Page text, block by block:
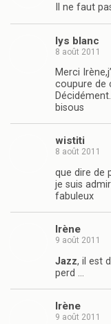
Il ne faut
lys blanc
8 août 2011
Merci
coupure de
bisous
wistiti
8 août 2011
que dire de
je suis
fabuleux
Irène
9 août 2011
Jazz, il est
perd …
Irène
9 août 2011